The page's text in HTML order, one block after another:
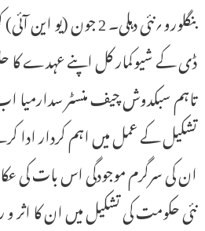
بنگلورو؍نئی دہلی۔ 2
ڈی کے شیوکمار کل اپنے عہدے کا
تاہم سبکدوش چیف منسٹر سدارمیا
تشکیل کے عمل میں اہم کردار ادا
ان کی سرگرم موجودگی اس بات کی
نئی حکومت کی تشکیل میں ان کا اثر